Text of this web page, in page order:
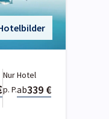
Nur Hotel
p. P.ab339 €